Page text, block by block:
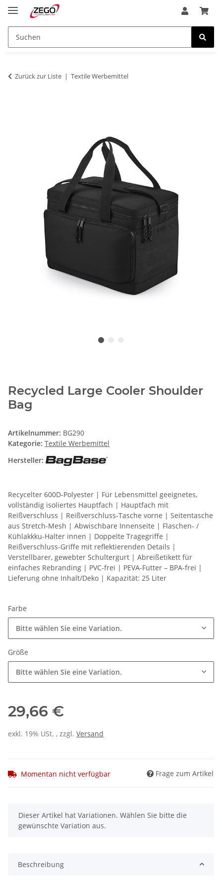
Zurück zur Liste Textile Werbemittel
Recycled Large Cooler Shoulder
Bag
Artikelnummer: BG290
Kategorie: Textile Werbemittel
Hersteller:
Recycelter 600D-Polyester | Für Lebensmittel geeignetes,
vollständig isoliertes Hauptfach | Hauptfach mit
Reißverschluss | Reißverschluss-Tasche vorne | Seitentasche
aus Stretch-Mesh | Abwischbare Innenseite | Flaschen- /
Kühlakkku-Halter innen | Doppelte Tragegriffe |
Reißverschluss-Griffe mit reflektierenden Details |
Verstellbarer, gewebter Schultergurt | Abreißetikett für
einfaches Rebranding | PVC-frei | PEVA-Futter – BPA-frei |
Lieferung ohne Inhalt/Deko | Kapazität: 25 Liter
Farbe
Bitte wählen Sie eine Variation.
Größe
Bitte wählen Sie eine Variation.
29,66 €
exkl. 19% USt. , zzgl. Versand
Momentan nicht verfügbar Frage zum Artikel
x
Dieser Artikel hat Variationen. Wählen Sie bitte die
gewünschte Variation aus.
Beschreibung